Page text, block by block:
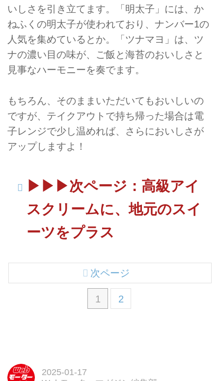
いしさを引き立てます。「明太子」には、か
ねふくの明太子が使われており、ナンバー1の
人気を集めているとか。「ツナマヨ」は、ツ
ナの濃い目の味が、ご飯と海苔のおいしさと
見事なハーモニーを奏でます。
もちろん、そのままいただいてもおいしいの
ですが、テイクアウトで持ち帰った場合は電
子レンジで少し温めれば、さらにおいしさが
アップしますよ！
▶︎▶︎▶︎次ページ：高級アイ
スクリームに、地元のスイ
ーツをプラス
1 2
次ページ
2025-01-17